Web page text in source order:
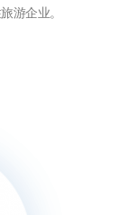
游企业。